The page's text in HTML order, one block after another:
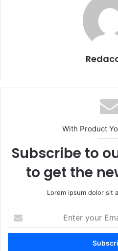
With Product
Subscribe to
to get the
Lorem ipsum dolor sit
t